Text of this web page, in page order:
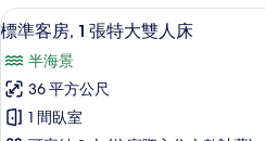
床
的
所
有
房,
1
特
大
雙
人
顯
示
標
準
客
1
16
標準客房, 1 張特大雙人床
半海景
36 平方公尺
1 間臥室